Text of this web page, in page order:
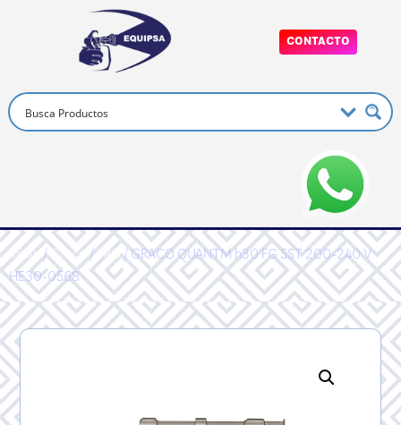
CONTACTO
Inicio/Graco/PRO/ GRACO QUANTM h30 FG SST 200-240 V
HE30-0568